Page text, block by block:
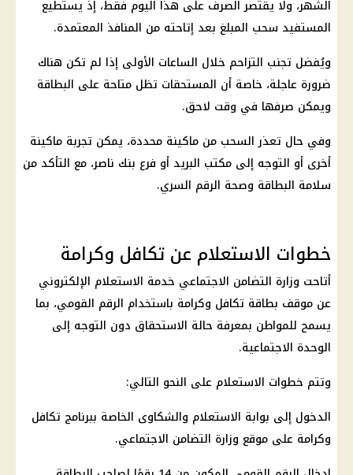
الشهر، ولا يقتصر الصرف على هذا اليوم فقط، إذ يستطيع
المستفيد سحب المبلغ بعد إتاحته من المنافذ المعتمدة.
ويُفضل تجنب التزاحم خلال الساعات الأولى إذا لم تكن هناك
ضرورة عاجلة، خاصة أن المستحقات تظل متاحة على البطاقة
ويمكن صرفها في وقت لاحق.
وفي حال تعذر السحب من ماكينة محددة، يمكن تجربة ماكينة
أخرى أو التوجه إلى مكتب البريد أو فرع بنك ناصر، مع التأكد من
سلامة البطاقة وصحة الرقم السري.
خطوات الاستعلام عن تكافل وكرامة
أتاحت وزارة التضامن الاجتماعي خدمة الاستعلام الإلكتروني
عن موقف بطاقة تكافل وكرامة باستخدام الرقم القومي، بما
يسمح للمواطن بمعرفة حالة الاستحقاق دون التوجه إلى
الوحدة الاجتماعية.
وتتم خطوات الاستعلام على النحو التالي:
الدخول إلى بوابة الاستعلام والشكاوى الخاصة ببرنامج تكافل
وكرامة على موقع وزارة التضامن الاجتماعي.